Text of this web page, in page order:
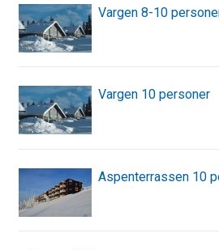
Vargen 8-10
Vargen 10 personer
Aspenterrassen 10